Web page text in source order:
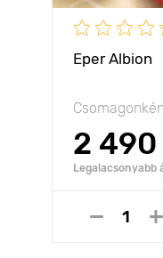
Eper Albion
2 490
Legalacsonyabb